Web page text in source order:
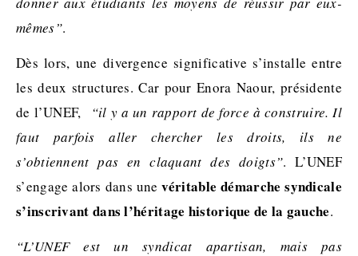
mêmes”.
Dès lors, une divergence significative s’installe entre
les deux structures. Car pour Enora Naour, présidente
de l’UNEF,
“il y a un rapport de force à construire. Il
faut parfois aller chercher les droits, ils ne
s’obtiennent pas en claquant des doigts”. L’UNEF
s’engage alors dans unevéritable démarche syndicale
s’inscrivant dans l’héritage historique de la gauche.
“L’UNEF est un syndicat apartisan, mais pas